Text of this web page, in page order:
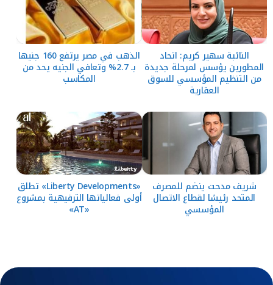
النائبة سهير كريم: اتحاد
المطورين يؤسس لمرحلة جديدة
من التنظيم المؤسسي للسوق
العقارية
الذهب في مصر يرتفع 160 جنيها
بـ 2.7% وتعافي الجنيه يحد من
المكاسب
شريف مدحت ينضم للمصرف
المتحد رئيسًا لقطاع الاتصال
المؤسسي
«Liberty Developments» تطلق
أولى فعالياتها الترفيهية بمشروع
«AT»